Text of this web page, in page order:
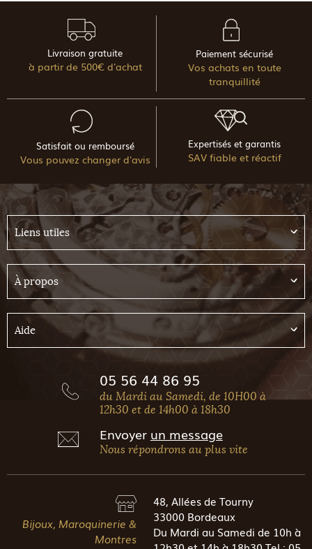
Livraison gratuite
à partir de 500€ d'achat
Paiement sécurisé
Vos achats en toute
tranquillité
Satisfait ou remboursé
Vous pouvez changer d'avis
Expertisés et garantis
SAV fiable et réactif
Liens utiles
À propos
Aide
05 56 44 86 95
du Mardi au Samedi, de 10H00 à
12h30 et de 14h00 à 18h30
Envoyer un message
Nous répondrons au plus vite
Bijoux, Maroquinerie &
Montres
48, Allées de Tourny
33000 Bordeaux
Du Mardi au Samedi de 10h à